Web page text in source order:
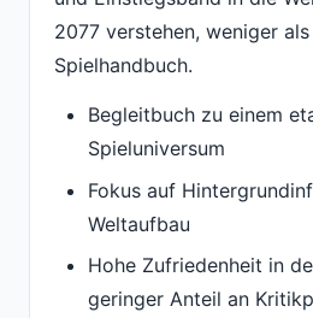
2077 verstehen, weniger
Spielhandbuch.
Begleitbuch zu einem
Spieluniversum
Fokus auf
Weltaufbau
Hohe Zufriedenheit in
geringer Anteil an